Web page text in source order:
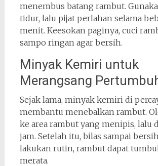
menembus batang rambut.
tidur, lalu pijat perlahan selama
menit. Keesokan paginya, cuci
sampo ringan agar bersih.
Minyak Kemiri untuk
Merangsang
Sejak lama, minyak kemiri di
membantu menebalkan rambut.
ke area rambut yang menipis, lalu
jam. Setelah itu, bilas sampai
lakukan rutin, rambut dapat
merata.